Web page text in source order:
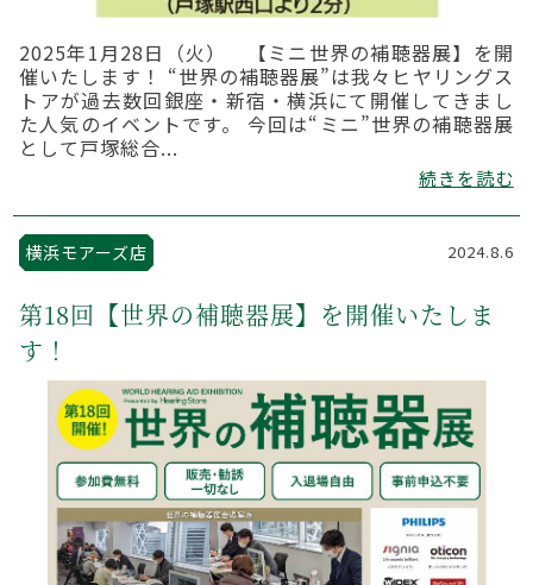
2025年1月28日（火） 【ミニ世界の補聴器展】を開
催いたします！ “世界の補聴器展”は我々ヒヤリングス
トアが過去数回銀座・新宿・横浜にて開催してきまし
た人気のイベントです。 今回は“ミニ”世界の補聴器展
として戸塚総合...
続きを読む
横浜モアーズ店 2024.8.6
第18回【世界の補聴器展】を開催いたしま
す！